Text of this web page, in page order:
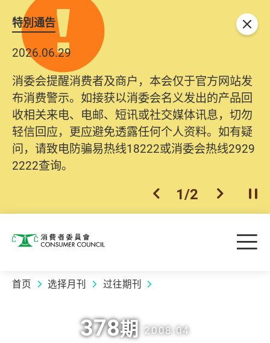
特別通告
2026.06.29
消委会提醒消费者及商户，本会仅于官方网站发
布消费警示。如接获以消委会名义发出的产品回
收相关来电、电邮、短讯或社交媒体讯息，切勿
轻信回应，更应避免透露任何个人资料。如有疑
问，请致电防骗易热线18222或消委会热线2929
2222查询。
上一个
1/2 下一个开
关闭
消费者委员会 目
首页 选择月刊 过往期刊
378期 2008.04